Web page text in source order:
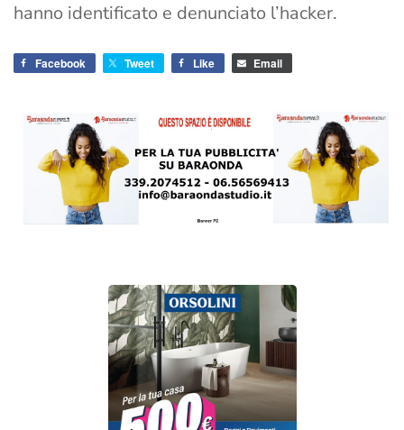
hanno identificato e denunciato l’hacker.
Facebook Tweet Like Email